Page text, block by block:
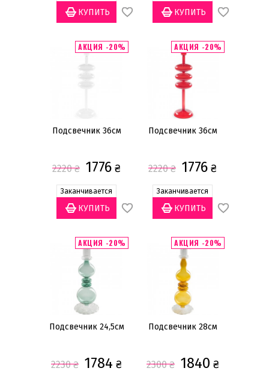
АКЦИЯ -20%
Подсвечник 36см
2220 ₴ 1776 ₴
Заканчивается
АКЦИЯ -20%
Подсвечник 36см
2220 ₴ 1776 ₴
Заканчивается
АКЦИЯ -20%
Подсвечник 24,5см
2230 ₴ 1784 ₴
АКЦИЯ -20%
Подсвечник 28см
2300 ₴ 1840 ₴